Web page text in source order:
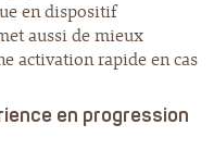
en dispositif
aussi de mieux
activation rapide en cas
en progression